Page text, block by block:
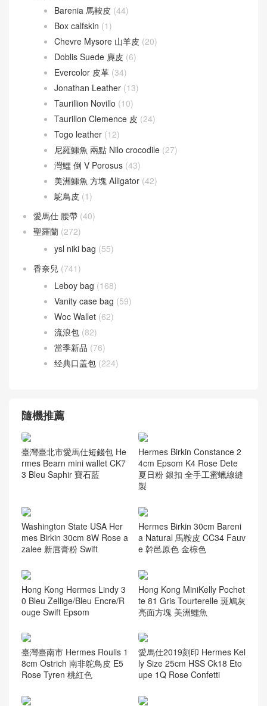
Barenia 馬鞍皮 (44)
Box calfskin (1)
Chevre Mysore 山羊皮 (20)
Doblis Suede 麂皮 (6)
Evercolor 皮革 (34)
Jonathan Leather (13)
Taurillion Novillo (10)
Taurillon Clemence 皮 (24)
Togo leather (12)
尼羅鱷魚 兩點 Nilo crocodile (27)
灣鱷 倒 V Porosus (43)
美洲鱷魚 方塊 Alligator (42)
鴕鳥皮 (1)
愛馬仕 腰帶 (40)
聖羅蘭 (272)
ysl niki bag (55)
香奈兒 (741)
Leboy bag (168)
Vanity case bag (59)
Woc Wallet (62)
流浪包 (82)
當季新品 (76)
经典口盖包 (224)
隨機推薦
臺灣臺北市愛馬仕短錢包 He
rmes Bearn mini wallet CK7
3 Bleu Saphir 寶石藍
Hermes Birkin Constance 2
4cm Epsom K4 Rose Dete
夏日粉 銀扣 全手工蜜蠟線縫
製
Washington State USA Her
mes Birkin 30cm 8W Rose a
zalee 新唇膏粉 Swift
Hermes Birkin 30cm Bareni
a Natural 馬鞍皮 CC34 Fauv
e 幹邑原色 金棕色
Hong Kong Hermes Lindy 3
0 Bleu Zellige/Bleu Encre/R
ouge Swift Epsom
Hong Kong MiniKelly Pochet
te 81 Gris Tourterelle 斑鳩灰
亮面方塊 美洲鱷魚
臺灣臺南市 Hermes Roulis 1
8cm Ostrich 南非鴕鳥皮 E5
Rose Tyren 桃紅色
愛馬仕2019刻印 Hermes Kel
ly Size 25cm HSS Ck18 Eto
upe 1Q Rose Confetti